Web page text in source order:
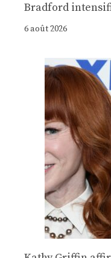
Bradford
6 août 2026